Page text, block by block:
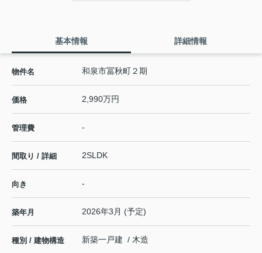
基本情報 詳細情報
物件名 和泉市冨秋町２期
価格 2,990万円
管理費 -
間取り / 詳細 2SLDK
向き -
築年月 2026年3月 (予定)
種別 / 建物構造 新築一戸建 / 木造